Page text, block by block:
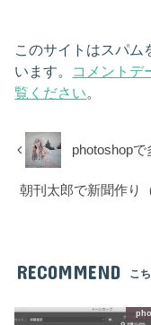
このサイトはスパム
います。 コメントデ
覧ください
photoshop
朝刊太郎で新聞作り
RECOMMEND こ